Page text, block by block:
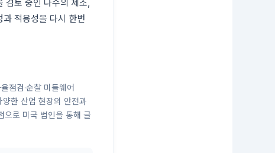
검토 중인 다수의 제조,
적용성을 다시 한번
점검·순찰 미들웨어
한 산업 현장의 안전과
으로 미국 법인을 통해 글